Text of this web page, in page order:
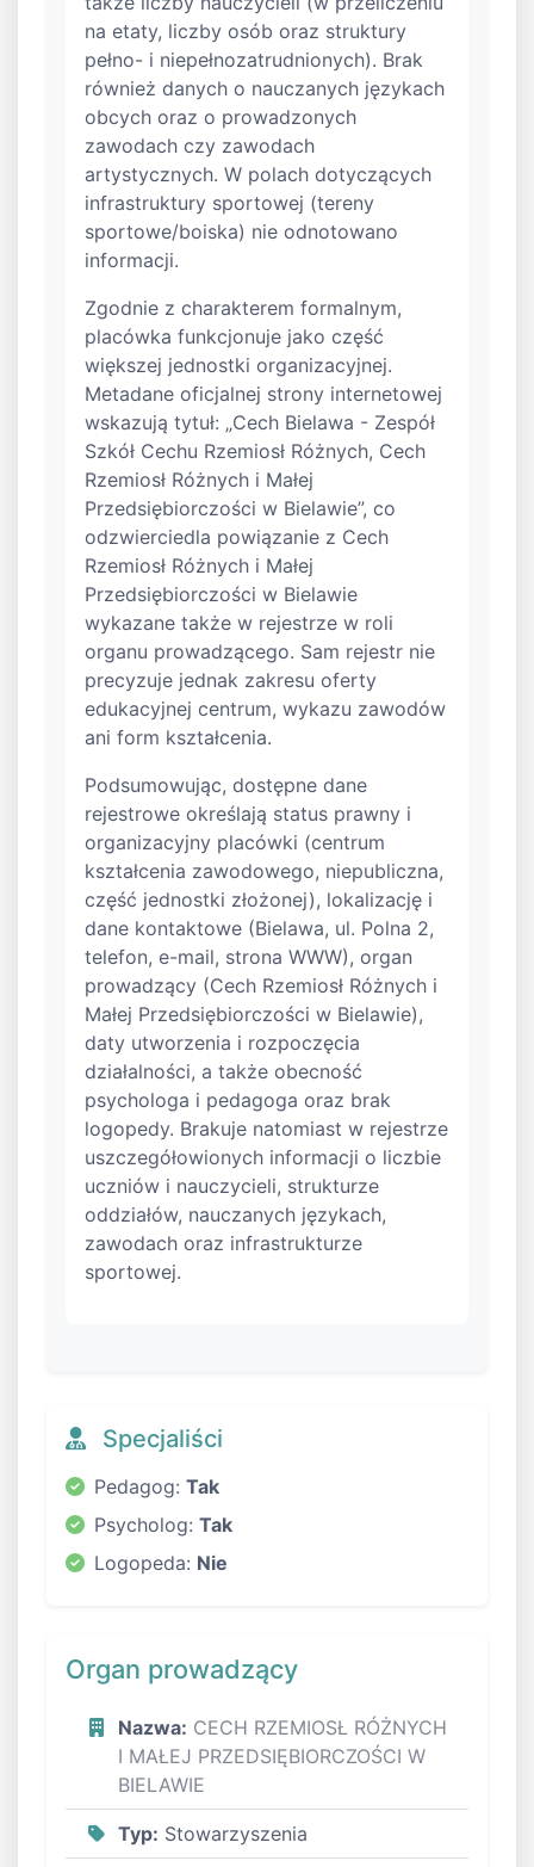
na etaty, liczby osób oraz struktury
pełno- i niepełnozatrudnionych). Brak
również danych o nauczanych językach
obcych oraz o prowadzonych
zawodach czy zawodach
artystycznych. W polach dotyczących
infrastruktury sportowej (tereny
sportowe/boiska) nie odnotowano
informacji.
Zgodnie z charakterem formalnym,
placówka funkcjonuje jako część
większej jednostki organizacyjnej.
Metadane oficjalnej strony internetowej
wskazują tytuł: „Cech Bielawa - Zespół
Szkół Cechu Rzemiosł Różnych, Cech
Rzemiosł Różnych i Małej
Przedsiębiorczości w Bielawie”, co
odzwierciedla powiązanie z Cech
Rzemiosł Różnych i Małej
Przedsiębiorczości w Bielawie
wykazane także w rejestrze w roli
organu prowadzącego. Sam rejestr nie
precyzuje jednak zakresu oferty
edukacyjnej centrum, wykazu zawodów
ani form kształcenia.
Podsumowując, dostępne dane
rejestrowe określają status prawny i
organizacyjny placówki (centrum
kształcenia zawodowego, niepubliczna,
część jednostki złożonej), lokalizację i
dane kontaktowe (Bielawa, ul. Polna 2,
telefon, e-mail, strona WWW), organ
prowadzący (Cech Rzemiosł Różnych i
Małej Przedsiębiorczości w Bielawie),
daty utworzenia i rozpoczęcia
działalności, a także obecność
psychologa i pedagoga oraz brak
logopedy. Brakuje natomiast w rejestrze
uszczegółowionych informacji o liczbie
uczniów i nauczycieli, strukturze
oddziałów, nauczanych językach,
zawodach oraz infrastrukturze
sportowej.
Specjaliści
Pedagog: Tak
Psycholog: Tak
Logopeda: Nie
Organ prowadzący
Nazwa: CECH RZEMIOSŁ RÓŻNYCH
I MAŁEJ PRZEDSIĘBIORCZOŚCI W
BIELAWIE
Typ: Stowarzyszenia